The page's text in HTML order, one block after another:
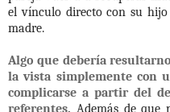
el vínculo directo con su
madre.
Algo que debería
la vista simplemente con
complicarse a partir del
referentes. Además de que